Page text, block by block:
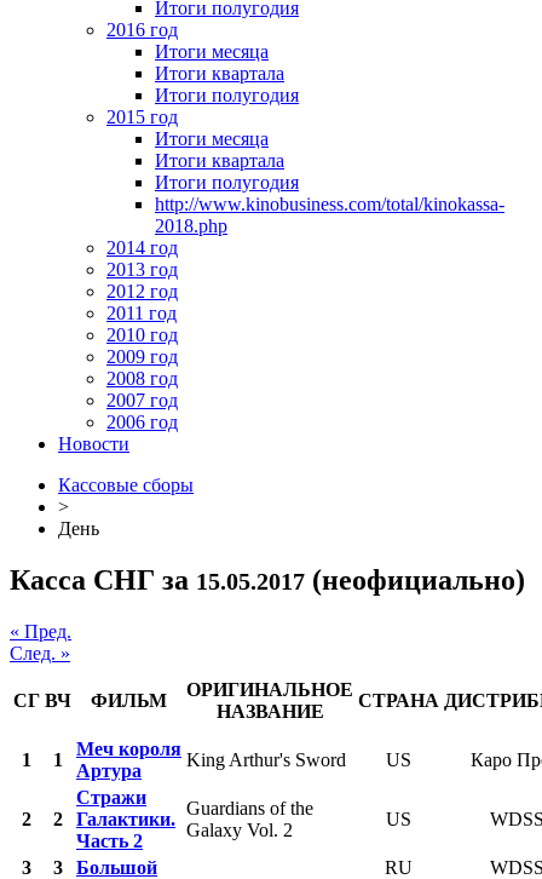
Итоги полугодия
2016 год
Итоги месяца
Итоги квартала
Итоги полугодия
2015 год
Итоги месяца
Итоги квартала
Итоги полугодия
http://www.kinobusiness.com/total/kinokassa-
2018.php
2014 год
2013 год
2012 год
2011 год
2010 год
2009 год
2008 год
2007 год
2006 год
Новости
Кассовые сборы
>
День
Касса СНГ за 15.05.2017 (неофициально)
« Пред.
След. »
СГ ВЧ ФИЛЬМ
ОРИГИНАЛЬНОЕ
НАЗВАНИЕ
СТРАНА
1 1
Меч короля
Артура
King Arthur's Sword US Каро
2 2
Стражи
Галактики.
Часть 2
Guardians of the
Galaxy Vol. 2
US
3 3 Большой RU